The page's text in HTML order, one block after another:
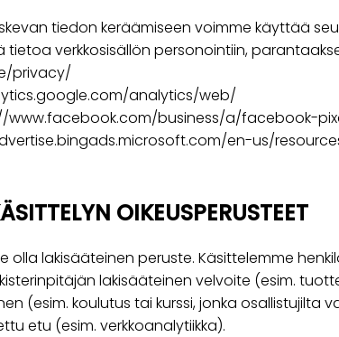
tiedon keräämiseen voimme käyttää
verkkosisällön personointiin,
privacy/
analytics/web/
www.facebook.com/business/a/facebook-
en-us/
OIKEUSPERUSTEET
olla lakisääteinen peruste. Käsittelemme
lakisääteinen velvoite (esim.
(esim. koulutus tai kurssi, jonka
etu (esim. verkkoanalytiikka).